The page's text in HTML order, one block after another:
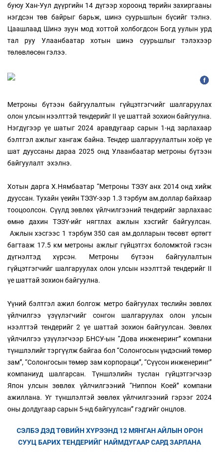
буюу Хан-Уул дүүргийн 14 дүгээр хороонд төрийн захиргааны
нэгдсэн төв байрыг барьж, шинэ суурьшлын бүсийг тэлнэ.
Цаашлаад Шинэ зуун мод хоттой холбогдсон Богд уулын урд
тал руу Улаанбаатар хотын шинэ суурьшлыг тэлэхээр
төлөвлөсөн гэлээ.
Метроны бүтээн байгуулалтын гүйцэтгэгчийг шалгаруулах
олон улсын нээлттэй тендерийг II үе шаттай зохион байгуулна.
Нэгдүгээр үе шатыг 2024 аравдугаар сарын 1-нд зарлахаар
бэлтгэл ажлыг хангаж байна. Тендер шалгаруулалтын хоёр үе
шат дууссаны дараа 2025 онд Улаанбаатар метроны бүтээн
байгуулалт эхэлнэ.
Хотын дарга Х.Нямбаатар “Метроны ТЭЗҮ анх 2014 онд хийж
дууссан. Тухайн үеийн ТЭЗҮ-ээр 1.3 тэрбум ам.доллар байхаар
тооцоолсон. Сүүлд зөвлөх үйлчилгээний тендерийг зарлахаас
өмнө дахин ТЭЗҮ-ийг нягтлах ажлын хэсгийг байгуулсан.
Ажлын хэсгээс 1 тэрбум 350 сая ам.долларын төсөвт өртөгт
багтааж 17.5 км метроны ажлыг гүйцэтгэх боломжтой гэсэн
дүгнэлтэд хүрсэн. Метроны бүтээн байгуулалтын
гүйцэтгэгчийг шалгаруулах олон улсын нээлттэй тендерийг II
үе шаттай зохион байгуулна.
Үүний бэлтгэл ажил болгож метро байгуулах төслийн зөвлөх
үйлчилгээ үзүүлэгчийг сонгон шалгаруулах олон улсын
нээлттэй тендерийг 2 үе шаттай зохион байгуулсан. Зөвлөх
үйлчилгээ үзүүлэгчээр БНСУ-ын “Дова инженеринг” компани
түншлэлийг тэргүүлж байгаа бол “Солонгосын үндэсний төмөр
зам”, “Солонгосын төмөр зам корпораци”, “Сүүсон инженеринг”
компаниуд шалгарсан. Түншлэлийн туслан гүйцэтгэгчээр
Япон улсын зөвлөх үйлчилгээний “Ниппон Коей” компани
ажиллана. Уг түншлэлтэй зөвлөх үйлчилгээний гэрээг 2024
оны долдугаар сарын 5-нд байгуулсан” гэдгийг онцлов.
СЭЛБЭ ДЭД ТӨВИЙН ХҮРЭЭНД 12 МЯНГАН АЙЛЫН ОРОН
СУУЦ БАРИХ ТЕНДЕРИЙГ НАЙМДУГААР САРД ЗАРЛАНА